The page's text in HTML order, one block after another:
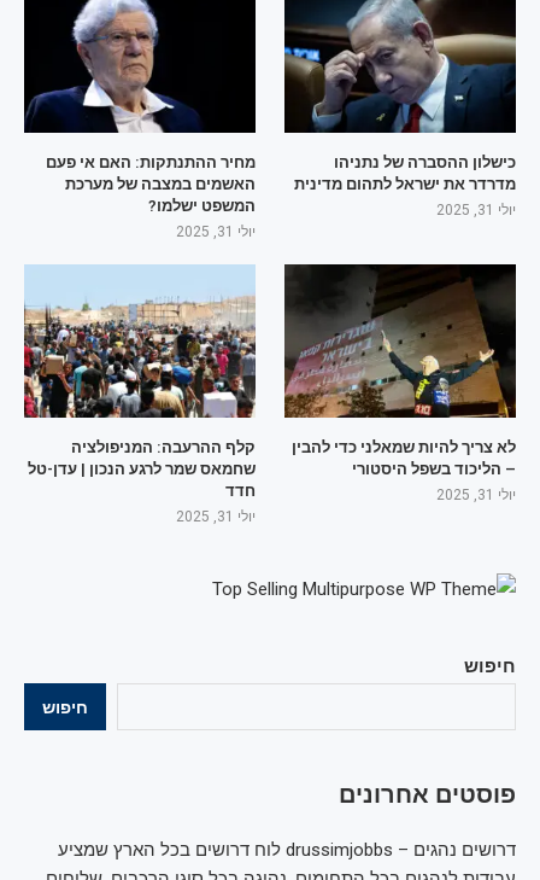
חיפוש
חיפוש
פוסטים אחרונים
דרושים נהגים – drussimjobbs לוח דרושים בכל הארץ שמציע
כישלון ההסברה של נתניהו
מדרדר את ישראל לתהום מדינית
יולי 31, 2025
מחיר ההתנתקות: האם אי פעם
האשמים במצבה של מערכת
המשפט ישלמו?
יולי 31, 2025
לא צריך להיות שמאלני כדי להבין
– הליכוד בשפל היסטורי
יולי 31, 2025
קלף ההרעבה: המניפולציה
שחמאס שמר לרגע הנכון | עדן-טל
חדד
יולי 31, 2025